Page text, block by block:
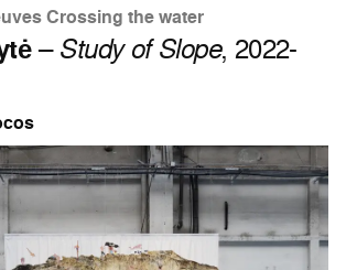
Crossing the water
–Study of Slope, 2022-